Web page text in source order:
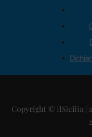
Copyright © ilSicilia |